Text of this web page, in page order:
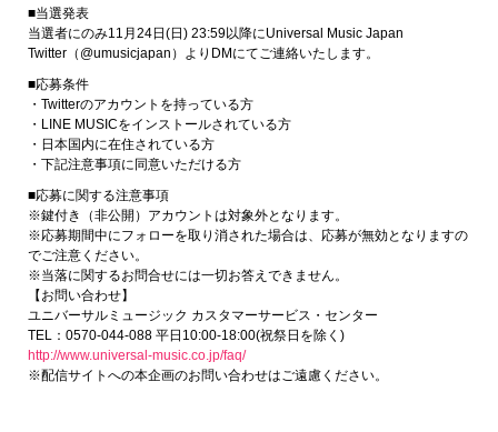
■当選発表
当選者にのみ11月24日(日) 23:59以降にUniversal Music Japan
Twitter（@umusicjapan）よりDMにてご連絡いたします。
■応募条件
・Twitterのアカウントを持っている方
・LINE MUSICをインストールされている方
・日本国内に在住されている方
・下記注意事項に同意いただける方
■応募に関する注意事項
※鍵付き（非公開）アカウントは対象外となります。
※応募期間中にフォローを取り消された場合は、応募が無効となりますの
でご注意ください。
※当落に関するお問合せには一切お答えできません。
【お問い合わせ】
ユニバーサルミュージック カスタマーサービス・センター
TEL：0570-044-088 平日10:00-18:00(祝祭日を除く)
http://www.universal-music.co.jp/faq/
※配信サイトへの本企画のお問い合わせはご遠慮ください。